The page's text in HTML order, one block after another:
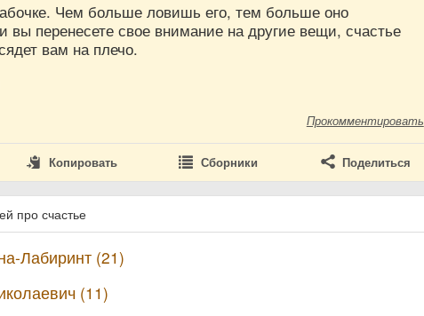
Чем больше ловишь его, тем больше оно
вы перенесете свое внимание на другие вещи, счастье
вам на плечо.
Прокомментировать
Копировать Сборники Поделиться
про счастье
Лабиринт (21)
(11)